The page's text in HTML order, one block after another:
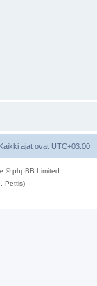
Kaikki ajat ovat UTC+03:00
© phpBB Limited
Pettis)